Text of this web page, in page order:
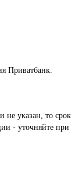
Приватбанк.
не указан, то срок
- уточняйте при